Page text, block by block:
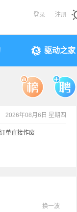
登录 注册
驱动之家
2026年08月6日 星期四
单直接作废
换一波